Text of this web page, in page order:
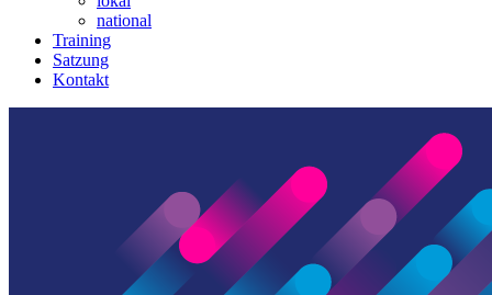
national
Training
Satzung
Kontakt